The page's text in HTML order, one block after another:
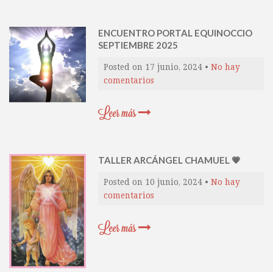
ENCUENTRO PORTAL EQUINOCCIO
SEPTIEMBRE 2025
Posted on 17 junio, 2024• No hay
comentarios
Leer más
TALLER ARCÁNGEL CHAMUEL 💗
Posted on 10 junio, 2024• No hay
comentarios
Leer más